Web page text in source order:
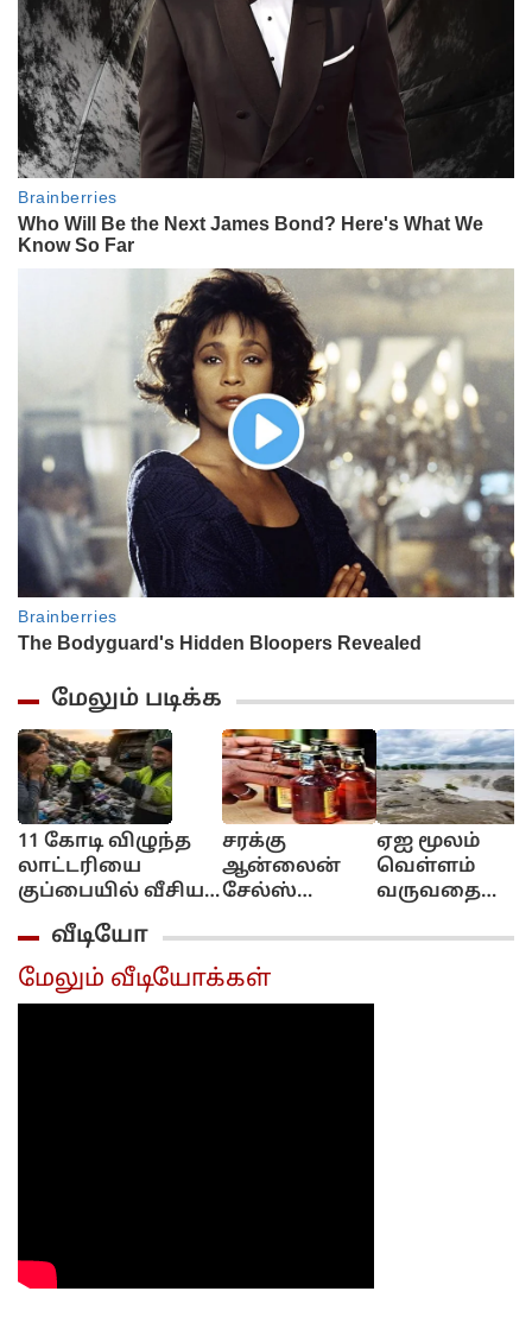
மேலும் படிக்க
11 கோடி விழுந்த
லாட்டரியை
குப்பையில் வீசிய
பெண்!..
அவசரப்பட்டீங்களே
ஆண்ட்டி!...
சரக்கு
ஆன்லைன்
சேல்ஸ்
புக்கிங்
மட்டும்தான்!..
அமைச்சர்
ஏஐ மூலம்
வெள்ளம்
வருவதை
வீடியோ
மேலும் வீடியோக்கள்